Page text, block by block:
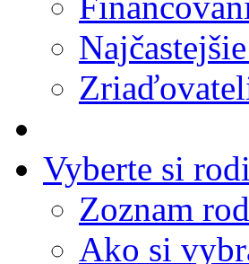
Vyberte si
Zoznam
Ako si